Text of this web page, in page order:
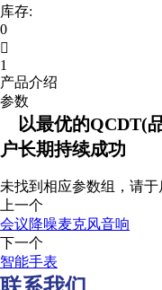
库存:
0

1
产品介绍
参数
以最优的QCDT(
户长期持续成功
未找到相应参数组，请
上一个
会议降噪麦克风音响
下一个
智能手表